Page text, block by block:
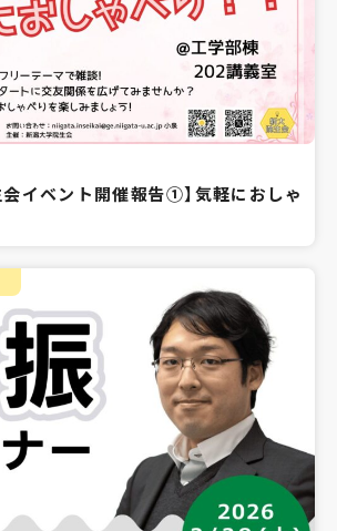
会イベント開催報告①】気軽におしゃ